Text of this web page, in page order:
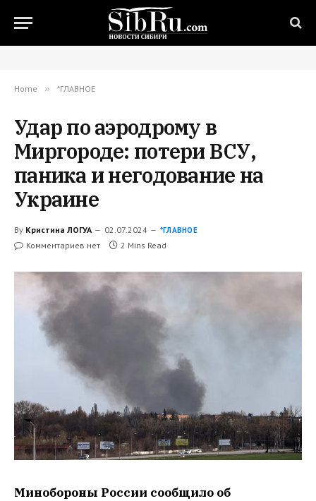
Home » *ГЛАВНОЕ
Удар по аэродрому в
Миргороде: потери ВСУ,
паника и негодование на
Украине
By Кристина ЛОГУА 02.07.2024 *ГЛАВНОЕ
Комментариев нет 2 Mins Read
Минобороны России сообщило об